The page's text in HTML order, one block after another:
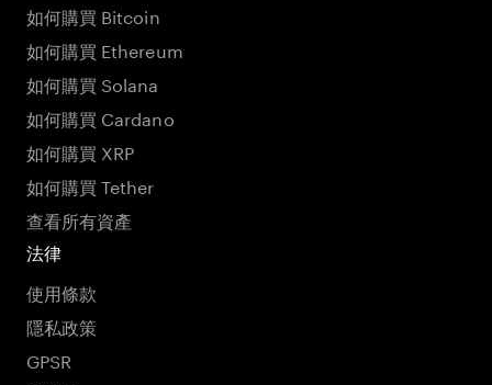
如何購買 Bitcoin
如何購買 Ethereum
如何購買 Solana
如何購買 Cardano
如何購買 XRP
如何購買 Tether
查看所有資產
法律
使用條款
隱私政策
GPSR